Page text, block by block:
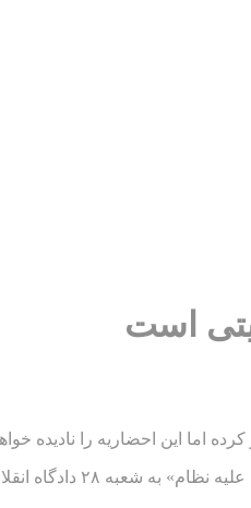
است
اما این احضاریه را نادیده
به نوشته وبسایت زیتون، آقای